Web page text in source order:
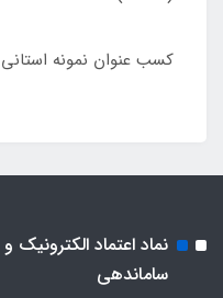
کسب عنوان نمونه استانی
نماد اعتماد الکترونیک و
ساماندهی